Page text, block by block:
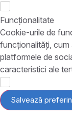
Funcționalitate
Cookie-urile de
funcționalități, cum
platformele de
caracteristici ale
Salvează